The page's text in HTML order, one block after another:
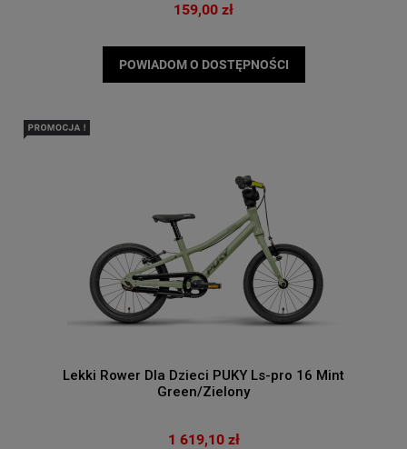
159,00 zł
POWIADOM O DOSTĘPNOŚCI
Lekki Rower Dla Dzieci PUKY Ls-pro 16 Mint
Green/Zielony
1 619,10 zł